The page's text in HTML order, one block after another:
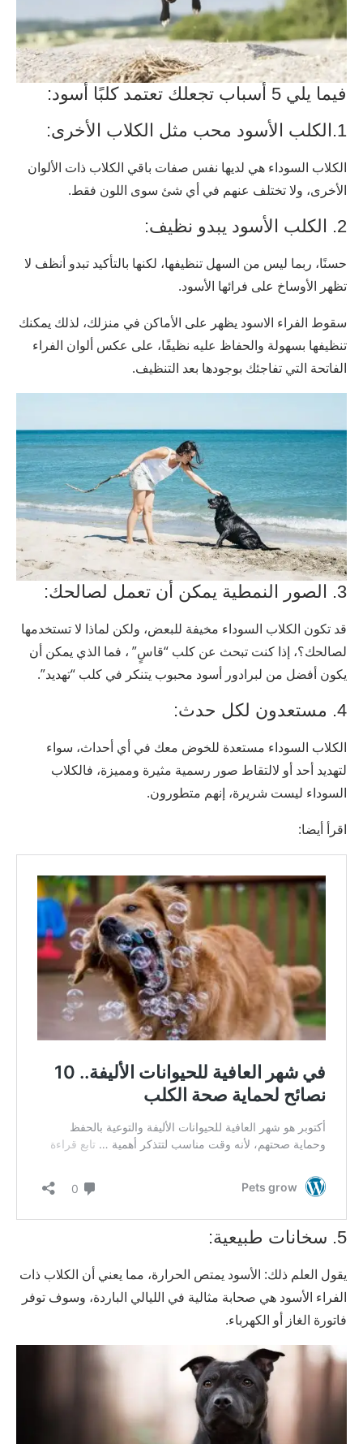
فيما يلي 5 أسباب تجعلك تعتمد كلبًا أسود:
1.الكلب الأسود محب مثل الكلاب الأخرى:
الكلاب السوداء هي لديها نفس صفات باقي الكلاب ذات الألوان
الأخرى، ولا تختلف عنهم في أي شئ سوى اللون فقط.
2. الكلب الأسود يبدو نظيف:
حسنًا، ربما ليس من السهل تنظيفها، لكنها بالتأكيد تبدو أنظف لا
تظهر الأوساخ على فرائها الأسود.
سقوط الفراء الاسود يظهر على الأماكن في منزلك، لذلك يمكنك
تنظيفها بسهولة والحفاظ عليه نظيفًا، على عكس ألوان الفراء
الفاتحة التي تفاجئك بوجودها بعد التنظيف.
3. الصور النمطية يمكن أن تعمل لصالحك:
قد تكون الكلاب السوداء مخيفة للبعض، ولكن لماذا لا تستخدمها
لصالحك؟، إذا كنت تبحث عن كلب “قاسٍ” ، فما الذي يمكن أن
يكون أفضل من لبرادور أسود محبوب يتنكر في كلب “تهديد”.
4. مستعدون لكل حدث:
الكلاب السوداء مستعدة للخوض معك في أي أحداث، سواء
لتهديد أحد أو لالتقاط صور رسمية مثيرة ومميزة، فالكلاب
السوداء ليست شريرة، إنهم متطورون.
اقرأ أيضا:
5. سخانات طبيعية:
يقول العلم ذلك: الأسود يمتص الحرارة، مما يعني أن الكلاب ذات
الفراء الأسود هي صحابة مثالية في الليالي الباردة، وسوف توفر
فاتورة الغاز أو الكهرباء.